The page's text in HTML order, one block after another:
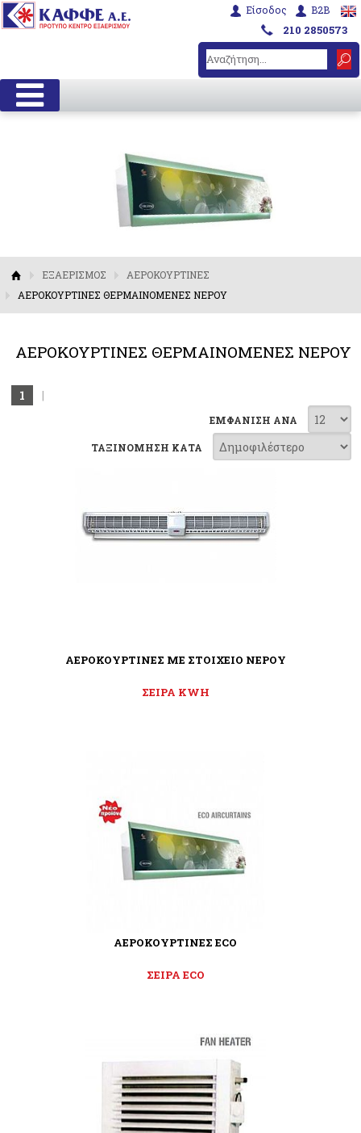
B2B
Είσοδος
210 2850573
ΕΞΑΕΡΙΣΜΟΣ
ΑΕΡΟΚΟΥΡΤΙΝΕΣ
ΑΕΡΟΚΟΥΡΤΙΝΕΣ ΘΕΡΜΑΙΝΟΜΕΝΕΣ NEPOY
ΑΕΡΟΚΟΥΡΤΙΝΕΣ ΘΕΡΜΑΙΝΟΜΕΝΕΣ NEPOY
1 |
ΕΜΦΑΝΙΣΗ ΑΝΑ
ΤΑΞΙΝΟΜΗΣΗ ΚΑΤΑ
ΑΕΡΟΚΟΥΡΤΙΝΕΣ ΜΕ ΣΤΟΙΧΕΙΟ ΝΕΡΟΥ
ΣΕΙΡΑ KWH
ΑΕΡΟΚΟΥΡΤΙΝΕΣ ECO
ΣΕΙΡΑ ECO